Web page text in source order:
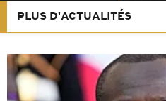
PLUS D'ACTUALITÉS